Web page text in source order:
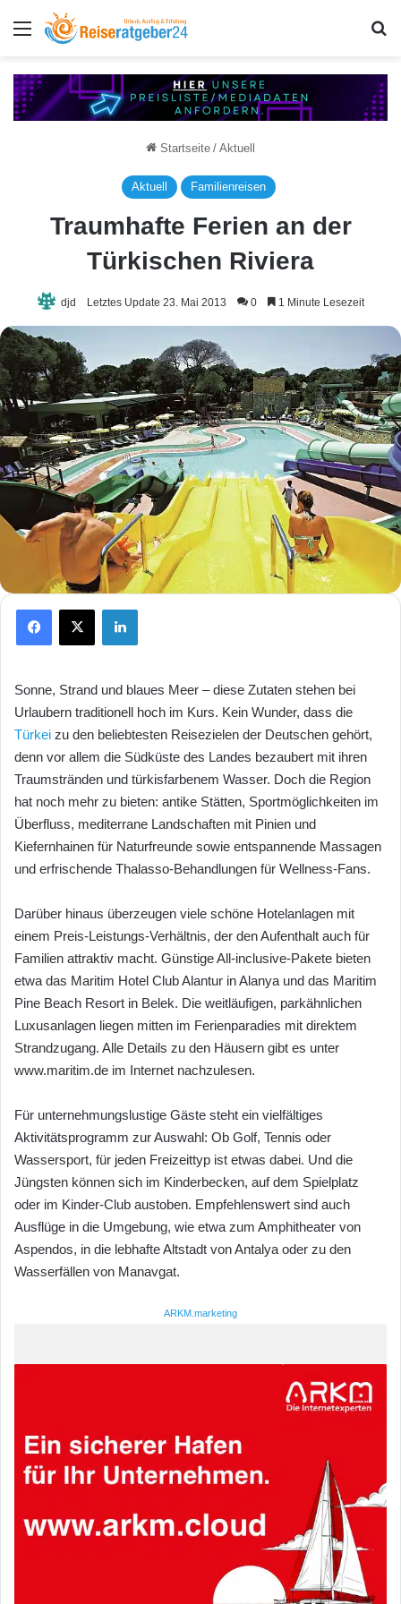
Menü
Startseite / Aktuell
Aktuell Familienreisen
Traumhafte Ferien an der
Türkischen Riviera
djd Letztes Update 23. Mai 2013 0 1 Minute Lesezeit
X
Sonne, Strand und blaues Meer – diese Zutaten stehen bei
Urlaubern traditionell hoch im Kurs. Kein Wunder, dass die
Türkei zu den beliebtesten Reisezielen der Deutschen gehört,
denn vor allem die Südküste des Landes bezaubert mit ihren
Traumstränden und türkisfarbenem Wasser. Doch die Region
hat noch mehr zu bieten: antike Stätten, Sportmöglichkeiten im
Überfluss, mediterrane Landschaften mit Pinien und
Kiefernhainen für Naturfreunde sowie entspannende Massagen
und erfrischende Thalasso-Behandlungen für Wellness-Fans.
Darüber hinaus überzeugen viele schöne Hotelanlagen mit
einem Preis-Leistungs-Verhältnis, der den Aufenthalt auch für
Familien attraktiv macht. Günstige All-inclusive-Pakete bieten
etwa das Maritim Hotel Club Alantur in Alanya und das Maritim
Pine Beach Resort in Belek. Die weitläufigen, parkähnlichen
Luxusanlagen liegen mitten im Ferienparadies mit direktem
Strandzugang. Alle Details zu den Häusern gibt es unter
www.maritim.de im Internet nachzulesen.
Für unternehmungslustige Gäste steht ein vielfältiges
Aktivitätsprogramm zur Auswahl: Ob Golf, Tennis oder
Wassersport, für jeden Freizeittyp ist etwas dabei. Und die
Jüngsten können sich im Kinderbecken, auf dem Spielplatz
oder im Kinder-Club austoben. Empfehlenswert sind auch
Ausflüge in die Umgebung, wie etwa zum Amphitheater von
Aspendos, in die lebhafte Altstadt von Antalya oder zu den
Wasserfällen von Manavgat.
ARKM.marketing